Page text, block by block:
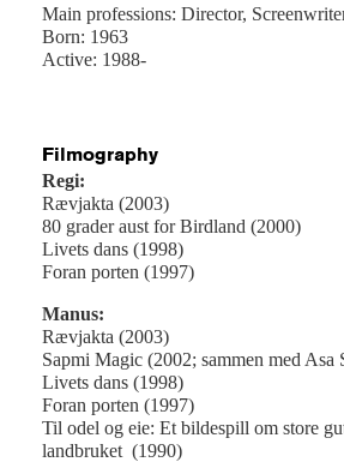
Main professions: Director,
Born: 1963
Active: 1988-
Filmography
Regi:
Rævjakta (2003)
80 grader aust for Birdland (2000)
Livets dans (1998)
Foran porten (1997)
Manus:
Rævjakta (2003)
Sapmi Magic (2002; sammen med Asa
Livets dans (1998)
Foran porten (1997)
Til odel og eie: Et bildespill om store
landbruket (1990)